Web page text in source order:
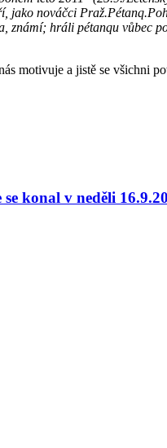
nováčci
známí; hráli pétanqu vůbec
motivuje a jistě se všichni
konal v neděli